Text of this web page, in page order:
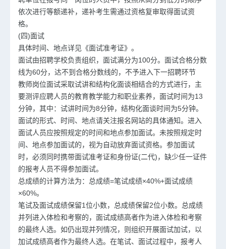
依次进行等额递补，递补考生需通过资格复审取得面试资
格。
(四)面试
具体时间、地点详见《面试准考证》。
面试由招聘学校负责组织，面试满分为100分。面试合格分数
线为60分，达不到合格分数线的，不予进入下一招聘环节
教师岗位面试采取试讲和结构化面谈相结合的方式进行，主
要测评应聘人员的教育教学能力和职业素养，面试时间为13
分钟，其中：试讲时间为8分钟，结构化面谈时间为5分钟。
面试的形式、时间、地点请关注报名网站的具体通知。进入
面试人员应按照规定的时间和地点参加面试。未按照规定时
间、地点参加面试的，视为自动放弃面试资格。参加面试
时，必须同时携带面试准考证和身份证(二代)，缺少任一证件
的报考人员不得参加面试。
总成绩的计算方法为：总成绩=笔试成绩×40%+面试成绩
×60%。
笔试及面试成绩保留1位小数，总成绩保留2位小数。总成绩
并列进入体检和考察的，面试成绩高者作为进入体检和考察
的最终人选。如仍出现并列情况，则组织开展面试加试，以
加试成绩高者作为最终人选。在笔试、面试过程中，报考人